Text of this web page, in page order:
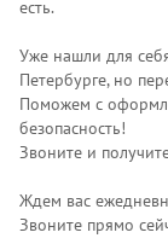
есть.
Уже нашли для
Петербурге, но
Поможем с
безопасность!
Звоните и
Ждем вас
Звоните прямо